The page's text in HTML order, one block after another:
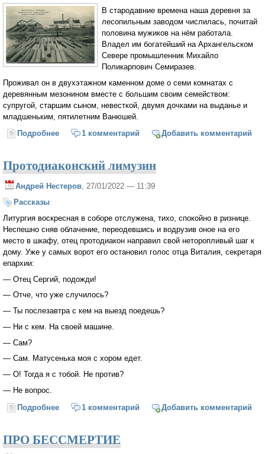
В стародавние времена наша деревня за
лесопильным заводом числилась, почитай
половина мужиков на нём работала.
Владел им богатейший на Архангельском
Севере промышленник Михайло
Поликарпович Семиразев.
Проживал он в двухэтажном каменном доме о семи комнатах с
деревянным мезонином вместе с большим своим семейством:
супругой, старшим сыном, невесткой, двумя дочками на выданье и
младшеньким, пятилетним Ванюшей.
Подробнее о БЛАГОДАРНОСТЬ
1 комментарий Добавить комментарий
Протодиаконский лимузин
Андрей Нестеров, 27/01/2022 — 11:39
Рассказы
Литургия воскресная в соборе отслужена, тихо, спокойно в ризнице.
Неспешно сняв облачение, переодевшись и водрузив оное на его
место в шкафу, отец протодиакон направил свой неторопливый шаг к
дому. Уже у самых ворот его остановил голос отца Виталия, секретаря
епархии:
— Отец Сергий, подожди!
— Отче, что уже случилось?
— Ты послезавтра с кем на выезд поедешь?
— Ни с кем. На своей машине.
— Сам?
— Сам. Матусенька моя с хором едет.
— О! Тогда я с тобой. Не против?
— Не вопрос.
Подробнее о Протодиаконский лимузин
1 комментарий Добавить комментарий
ПРО БЕССМЕРТИЕ